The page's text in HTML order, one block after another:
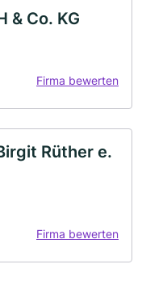
& Co. KG
Firma bewerten
Rüther e.
Firma bewerten